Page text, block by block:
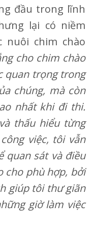
đầu trong lĩnh
lại có niềm
nuôi chim chào
cho chim chào
quan trọng trong
chúng, mà còn
nhất khi đi thi.
thấu hiểu từng
việc, tôi vẫn
quan sát và điều
cho phù hợp, bởi
giúp tôi thư giãn
giờ làm việc